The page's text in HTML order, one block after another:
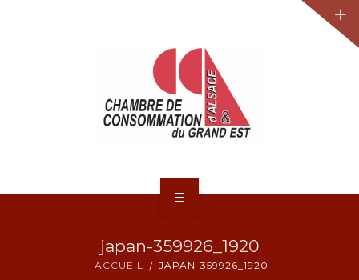
japan-359926_1920
ACCUEIL JAPAN-359926_1920